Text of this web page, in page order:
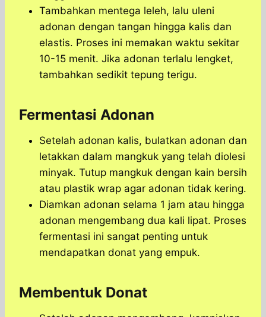
Tambahkan mentega leleh, lalu uleni
adonan dengan tangan hingga kalis dan
elastis. Proses ini memakan waktu sekitar
10-15 menit. Jika adonan terlalu lengket,
tambahkan sedikit tepung terigu.
Fermentasi Adonan
Setelah adonan kalis, bulatkan adonan dan
letakkan dalam mangkuk yang telah diolesi
minyak. Tutup mangkuk dengan kain bersih
atau plastik wrap agar adonan tidak kering.
Diamkan adonan selama 1 jam atau hingga
adonan mengembang dua kali lipat. Proses
fermentasi ini sangat penting untuk
mendapatkan donat yang empuk.
Membentuk Donat